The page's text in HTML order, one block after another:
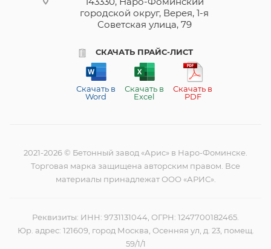
городской округ, Верея, 1-я
Советская улица, 79
СКАЧАТЬ ПРАЙС-ЛИСТ
Скачать в
Word
Скачать в
Excel
Скачать в
PDF
2021-2026 © Бетонный завод «Арис» в Наро-Фоминске.
Торговая марка защищена авторским правом. Все
материалы принадлежат ООО «АРИС».
Реквизиты: ИНН: 9731131044, ОГРН: 1247700182465.
Юр. адрес: 121609, город Москва, Осенняя ул, д. 23, помещ.
59/1/1